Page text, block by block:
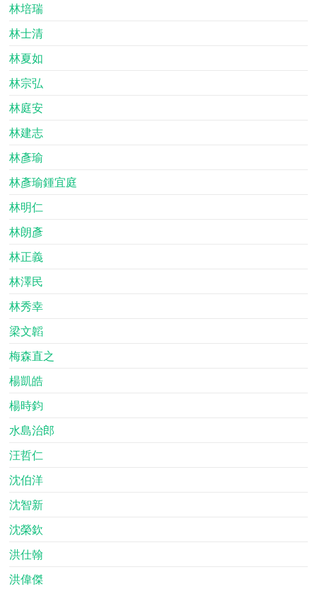
林培瑞
林士清
林夏如
林宗弘
林庭安
林建志
林彥瑜
林彥瑜鍾宜庭
林明仁
林朗彥
林正義
林澤民
林秀幸
梁文韜
梅森直之
楊凱皓
楊時鈞
水島治郎
汪哲仁
沈伯洋
沈智新
沈榮欽
洪仕翰
洪偉傑